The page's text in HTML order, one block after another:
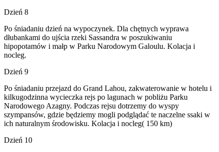
Dzień 8
Po śniadaniu dzień na wypoczynek. Dla chętnych wyprawa
dłubankami do ujścia rzeki Sassandra w poszukiwaniu
hipopotamów i małp w Parku Narodowym Galoulu. Kolacja i
nocleg.
Dzień 9
Po śniadaniu przejazd do Grand Lahou, zakwaterowanie w hotelu i
kilkugodzinna wycieczka rejs po lagunach w pobliżu Parku
Narodowego Azagny. Podczas rejsu dotrzemy do wyspy
szympansów, gdzie będziemy mogli podglądać te naczelne ssaki w
ich naturalnym środowisku. Kolacja i nocleg( 150 km)
Dzień 10